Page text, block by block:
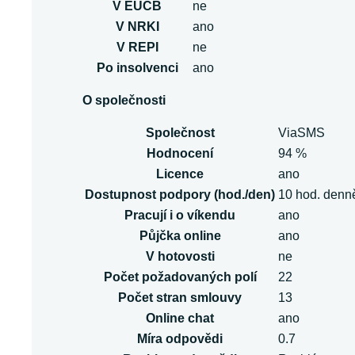
V EUCB
ne
V NRKI
ano
V REPI
ne
Po insolvenci
ano
O společnosti
Společnost
ViaSMS
Hodnocení
94 %
Licence
ano
Dostupnost podpory (hod./den) 10 hod.
Pracují i o víkendu
ano
Půjčka online
ano
V hotovosti
ne
Počet požadovaných polí
22
Počet stran smlouvy
13
Online chat
ano
Míra odpovědi
0.7